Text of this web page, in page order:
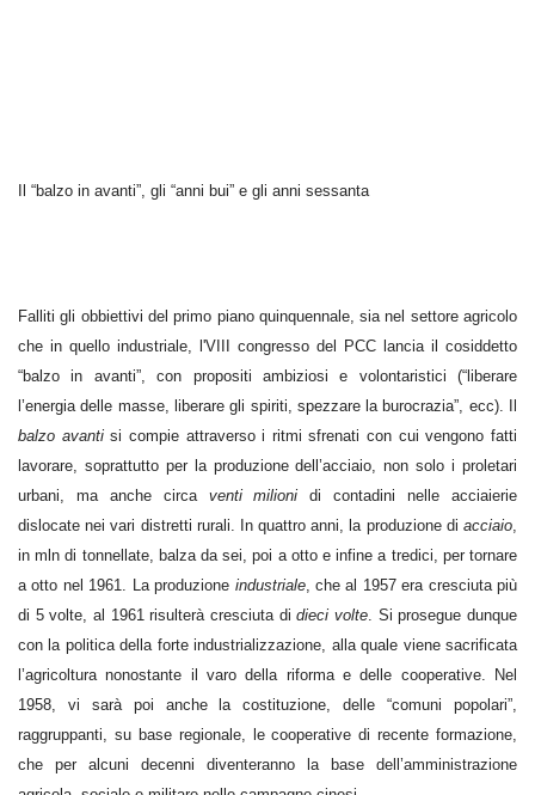
Il “balzo in avanti”, gli “anni bui” e gli anni sessanta
Falliti gli obbiettivi del primo piano quinquennale, sia nel settore agricolo
che in quello industriale, l'VIII congresso del PCC lancia il cosiddetto
“balzo in avanti”, con propositi ambiziosi e volontaristici (“liberare
l’energia delle masse, liberare gli spiriti, spezzare la burocrazia”, ecc). Il
balzo avantisi compie attraverso i ritmi sfrenati con cui vengono fatti
lavorare, soprattutto per la produzione dell’acciaio, non solo i proletari
urbani, ma anche circa venti milioni di contadini nelle acciaierie
dislocate nei vari distretti rurali. In quattro anni, la produzione di acciaio,
in mln di tonnellate, balza da sei, poi a otto e infine a tredici, per tornare
a otto nel 1961. La produzione industriale, che al 1957 era cresciuta più
di 5 volte, al 1961 risulterà cresciuta didieci volte. Si prosegue dunque
con la politica della forte industrializzazione, alla quale viene sacrificata
l’agricoltura nonostante il varo della riforma e delle cooperative. Nel
1958, vi sarà poi anche la costituzione, delle “comuni popolari”,
raggruppanti, su base regionale, le cooperative di recente formazione,
che per alcuni decenni diventeranno la base dell’amministrazione